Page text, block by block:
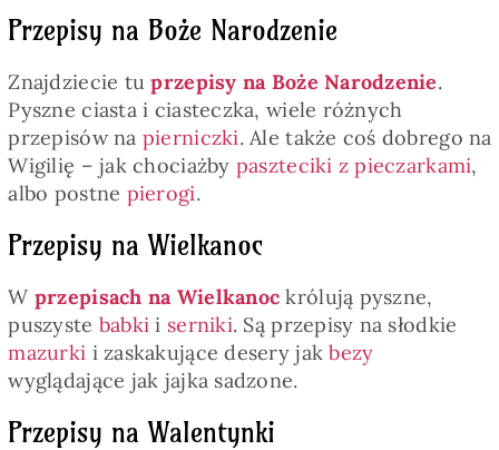
SKLEP
Polski
Przepisy na Boże Narodzenie
Znajdziecie tuprzepisy na Boże Narodzenie.
Pyszne ciasta i ciasteczka, wiele różnych
przepisów na pierniczki. Ale także coś dobrego na
Wigilię – jak chociażby paszteciki z pieczarkami,
albo postne pierogi.
Przepisy na Wielkanoc
W przepisach na Wielkanoc królują pyszne,
puszyste babki i serniki. Są przepisy na słodkie
mazurki i zaskakujące desery jakbezy
wyglądające jak jajka sadzone.
Przepisy na Walentynki